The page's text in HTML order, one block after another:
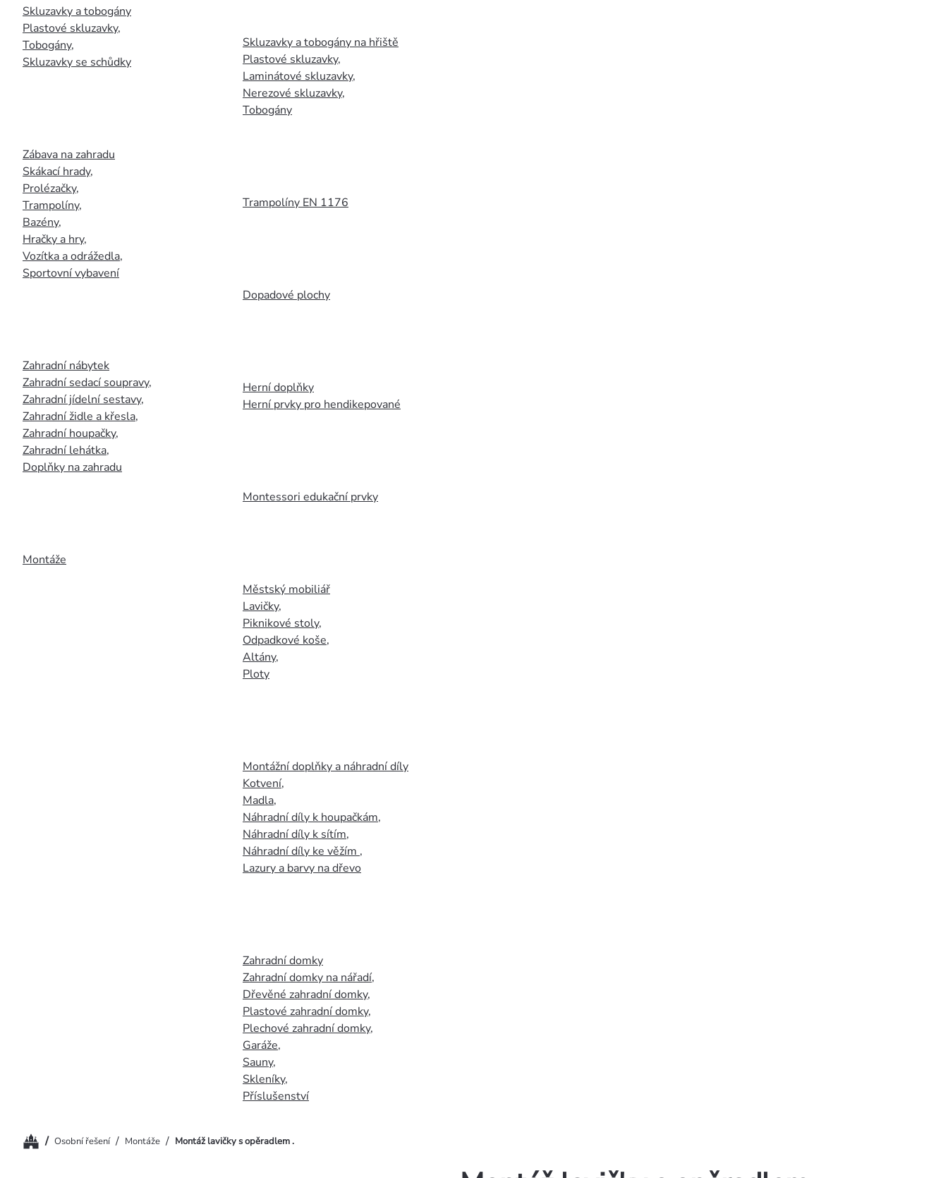
Skluzavky a tobogány
Plastové skluzavky,
Tobogány,
Skluzavky se schůdky
Zábava na zahradu
Skákací hrady,
Prolézačky,
Trampolíny,
Bazény,
Hračky a hry,
Vozítka a odrážedla,
Sportovní vybavení
Zahradní nábytek
Zahradní sedací soupravy,
Zahradní jídelní sestavy,
Zahradní židle a křesla,
Zahradní houpačky,
Zahradní lehátka,
Doplňky na zahradu
Montáže
Skluzavky a tobogány na hřiště
Plastové skluzavky,
Laminátové skluzavky,
Nerezové skluzavky,
Tobogány
Trampolíny EN 1176
Dopadové plochy
Herní doplňky
Herní prvky pro hendikepované
Montessori edukační prvky
Městský mobiliář
Lavičky,
Piknikové stoly,
Odpadkové koše,
Altány,
Ploty
Montážní doplňky a náhradní díly
Kotvení,
Madla,
Náhradní díly k houpačkám,
Náhradní díly k sítím,
Náhradní díly ke věžím ,
Lazury a barvy na dřevo
Zahradní domky
Zahradní domky na nářadí,
Dřevěné zahradní domky,
Plastové zahradní domky,
Plechové zahradní domky,
Garáže,
Sauny,
Skleníky,
Příslušenství
Domů/ Osobní řešení / Montáže / Montáž lavičky s opěradlem .